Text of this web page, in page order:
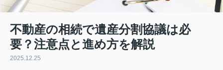
不動産の相続で遺産分割協議は必
要？注意点と進め方を解説
2025.12.25